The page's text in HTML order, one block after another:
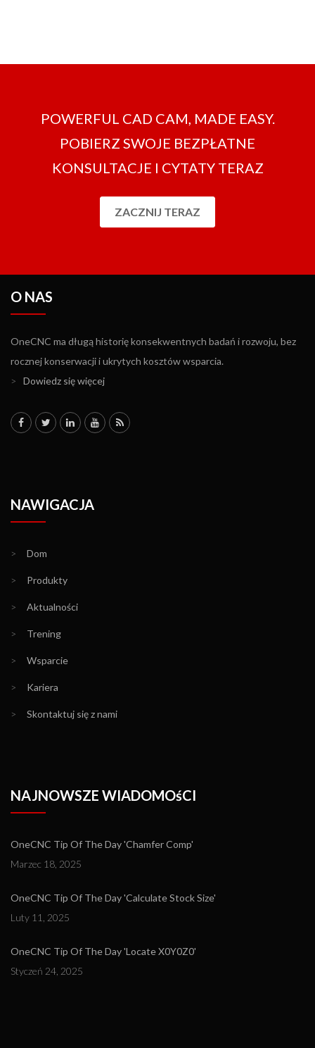
POWERFUL CAD CAM, MADE EASY.
POBIERZ SWOJE BEZPŁATNE
KONSULTACJE I CYTATY TERAZ
ZACZNIJ TERAZ
O NAS
OneCNC ma długą historię konsekwentnych badań i rozwoju, bez
rocznej konserwacji i ukrytych kosztów wsparcia.
>
Dowiedz się więcej
NAWIGACJA
> Dom
> Produkty
> Aktualności
> Trening
> Wsparcie
> Kariera
> Skontaktuj się z nami
NAJNOWSZE WIADOMOśCI
OneCNC Tip Of The Day 'Chamfer Comp'
Marzec 18, 2025
OneCNC Tip Of The Day 'Calculate Stock Size'
Luty 11, 2025
OneCNC Tip Of The Day 'Locate X0Y0Z0'
Styczeń 24, 2025